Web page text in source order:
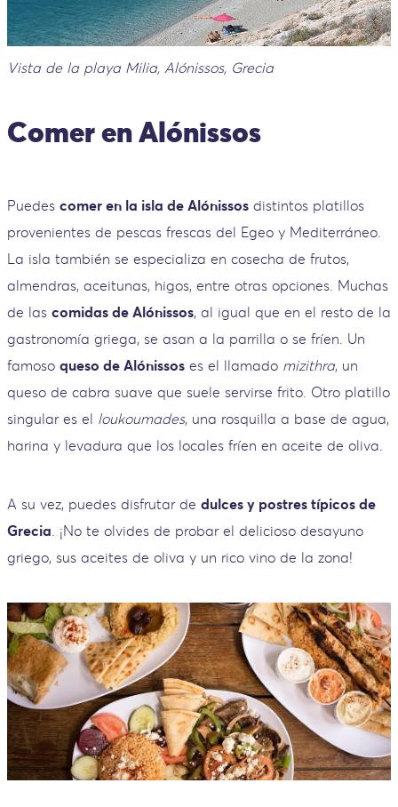
Vista de la playa Milia, Alónissos, Grecia
Comer en Alónissos
Puedes comer en la isla de Alónissos distintos platillos
provenientes de pescas frescas del Egeo y Mediterráneo.
La isla también se especializa en cosecha de frutos,
almendras, aceitunas, higos, entre otras opciones. Muchas
de las comidas de Alónissos, al igual que en el resto de la
gastronomía griega, se asan a la parrilla o se fríen. Un
famoso queso de Alónissos es el llamado mizithra, un
queso de cabra suave que suele servirse frito. Otro platillo
singular es el loukoumades, una rosquilla a base de agua,
harina y levadura que los locales fríen en aceite de oliva.
A su vez, puedes disfrutar de dulces y postres típicos de
Grecia . ¡No te olvides de probar el delicioso desayuno
griego, sus aceites de oliva y un rico vino de la zona!